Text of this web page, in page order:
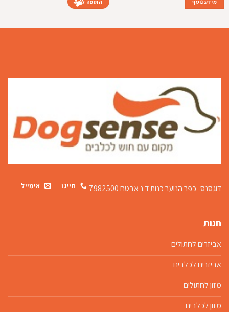
דוגסנס- כפר הנוער כנותד.נ אבטח 7982500 חייגו אימייל
חנות
אביזרים לחתולים
אביזרים לכלבים
מזון לחתולים
מזון לכלבים